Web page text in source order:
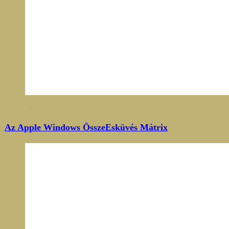
Az Apple Windows ÖsszeEsküvés Mátrix